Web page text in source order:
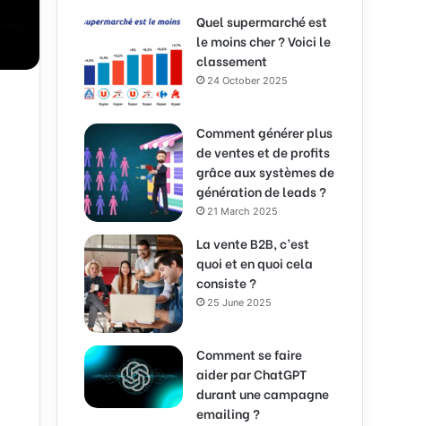
Quel supermarché est
le moins cher ? Voici le
classement
24 October 2025
Comment générer plus
de ventes et de profits
grâce aux systèmes de
génération de leads ?
21 March 2025
La vente B2B, c’est
quoi et en quoi cela
consiste ?
25 June 2025
Comment se faire
aider par ChatGPT
durant une campagne
emailing ?